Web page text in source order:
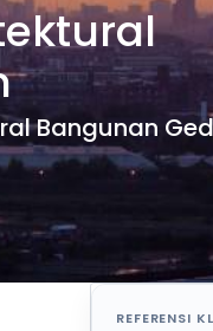
Bangunan
REFERENSI